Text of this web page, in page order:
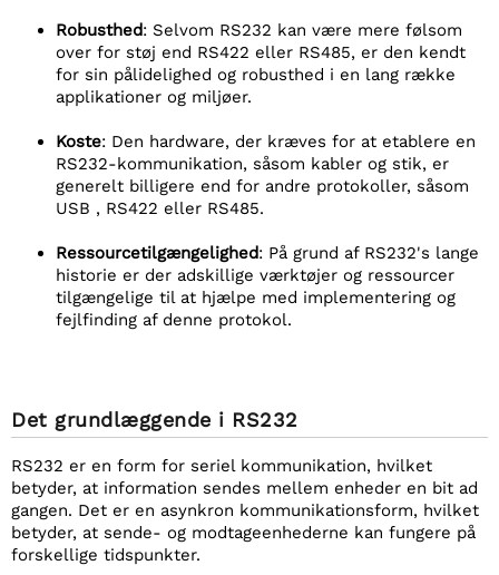
Robusthed: Selvom RS232 kan være mere følsom
over for støj end RS422 eller RS485, er den kendt
for sin pålidelighed og robusthed i en lang række
applikationer og miljøer.
Koste: Den hardware, der kræves for at etablere en
RS232-kommunikation, såsom kabler og stik, er
generelt billigere end for andre protokoller, såsom
USB , RS422 eller RS485.
Ressourcetilgængelighed: På grund af RS232's lange
historie er der adskillige værktøjer og ressourcer
tilgængelige til at hjælpe med implementering og
fejlfinding af denne protokol.
Det grundlæggende i RS232
RS232 er en form for seriel kommunikation, hvilket
betyder, at information sendes mellem enheder en bit ad
gangen. Det er en asynkron kommunikationsform, hvilket
betyder, at sende- og modtageenhederne kan fungere på
forskellige tidspunkter.